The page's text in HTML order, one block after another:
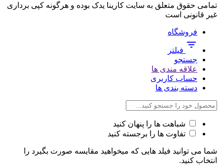
تمامی حقوق متعلق به سایت کارینا یدک بوده و هرگونه کپی برداری
غیر قانونی است
فروشگاه
فیلتر
جستجو
علاقه مندی ها
حساب کاربری
دسته بندی ها
شباهت ها را پنهان کنید
تفاوت ها را برجسته کنید
شما می توانید فیلد هایی که میخواهید مقایسه صورت بگیرد را
انتخاب کنید.